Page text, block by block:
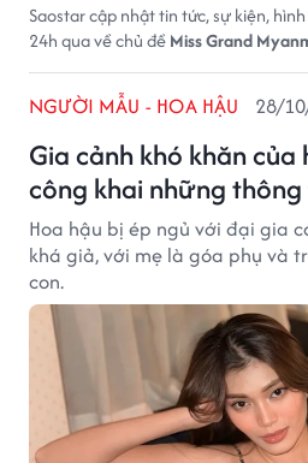
Saostar cập nhật tin tức, sự kiện,
24h qua về chủ đềMiss Grand
Gia cảnh khó khăn của
công khai những
NGƯỜI MẪU - HOA HẬU 28/
Hoa hậu bị ép ngủ với đại gia
khá giả, với mẹ là góa phụ và
con.